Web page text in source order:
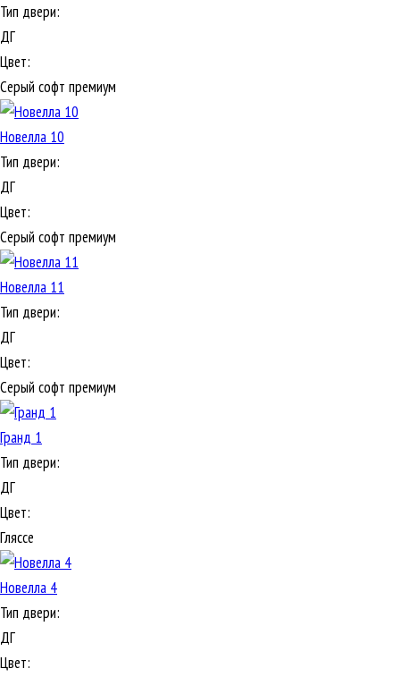
Тип двери:
ДГ
Цвет:
Серый софт премиум
Новелла 10
Тип двери:
ДГ
Цвет:
Серый софт премиум
Новелла 11
Тип двери:
ДГ
Цвет:
Серый софт премиум
Гранд 1
Тип двери:
ДГ
Цвет:
Гляссе
Новелла 4
Тип двери:
ДГ
Цвет: